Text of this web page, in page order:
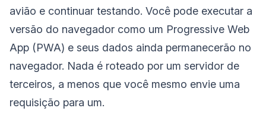
avião e continuar testando. Você pode executar a
versão do navegador como um Progressive Web
App (PWA) e seus dados ainda permanecerão no
navegador. Nada é roteado por um servidor de
terceiros, a menos que você mesmo envie uma
requisição para um.